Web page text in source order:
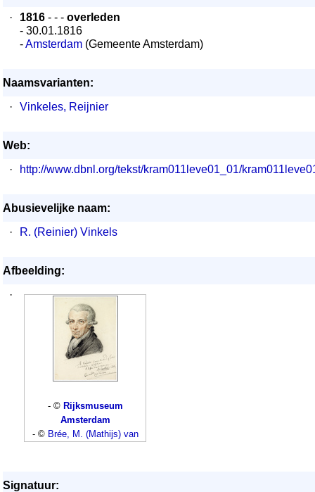
·
1816 - - - overleden
- 30.01.1816
-Amsterdam (Gemeente Amsterdam)
Naamsvarianten:
·
Vinkeles, Reijnier
Web:
·
http://www.dbnl.org/tekst/kram011leve01_01/
Abusievelijke naam:
·
R. (Reinier) Vinkels
Afbeelding:
·
- © Rijksmuseum
Amsterdam
- © Brée, M. (Mathijs) van
Signatuur: